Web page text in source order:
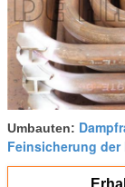
Umbauten:
Feinsicherung der